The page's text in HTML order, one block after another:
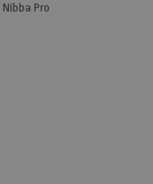
Nibba Pro